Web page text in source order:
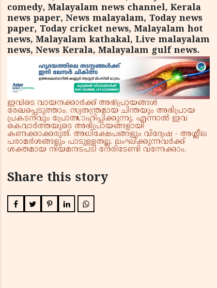
comedy, Malayalam news channel, Kerala
news paper, News malayalam, Today news
paper, Today cricket news, Malayalam hot
news, Malayalam kathakal, Live malayalam
news, News Kerala, Malayalam gulf news.
ഇവിടെ വായനക്കാർക്ക് അഭിപ്രായങ്ങൾ
രേഖപ്പെടുത്താം. സ്വതന്ത്രമായ ചിന്തയും അഭിപ്രായ
പ്രകടനവും പ്രോത്സാഹിപ്പിക്കുന്നു. എന്നാൽ ഇവ
കെവാർത്തയുടെ അഭിപ്രായങ്ങളായി
കണക്കാക്കരുത്. അധിക്ഷേപങ്ങളും വിദ്വേഷ - അശ്ലീല
പരാമർശങ്ങളും പാടുള്ളതല്ല. ലംഘിക്കുന്നവർക്ക്
ശക്തമായ നിയമനടപടി നേരിടേണ്ടി വന്നേക്കാം.
Share this story